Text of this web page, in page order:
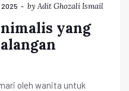
2025 by Adit Ghozali Ismail
yang
oleh wanita untuk